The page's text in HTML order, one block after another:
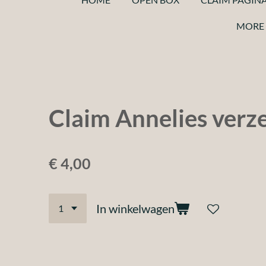
Claim Annelies
€ 4,00
In winkelwagen